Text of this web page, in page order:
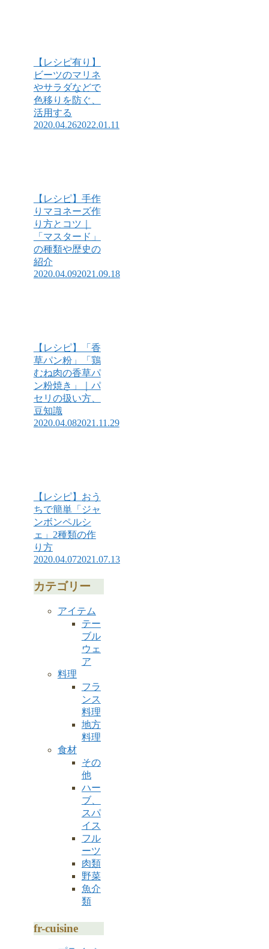
【レシピ有り】
ビーツのマリネ
やサラダなどで
色移りを防ぐ、
活用する
2020.04.262022.01.11
【レシピ】手作
りマヨネーズ作
り方とコツ｜
「マスタード」
の種類や歴史の
紹介
2020.04.092021.09.18
【レシピ】「香
草パン粉」「鶏
むね肉の香草パ
ン粉焼き」｜パ
セリの扱い方、
豆知識
2020.04.082021.11.29
【レシピ】おう
ちで簡単「ジャ
ンボンペルシ
ェ」2種類の作
り方
2020.04.072021.07.13
カテゴリー
アイテム
テー
ブル
ウェ
ア
料理
フラ
ンス
料理
地方
料理
食材
その
他
ハー
ブ、
スパ
イス
フル
ーツ
肉類
野菜
魚介
類
fr-cuisine